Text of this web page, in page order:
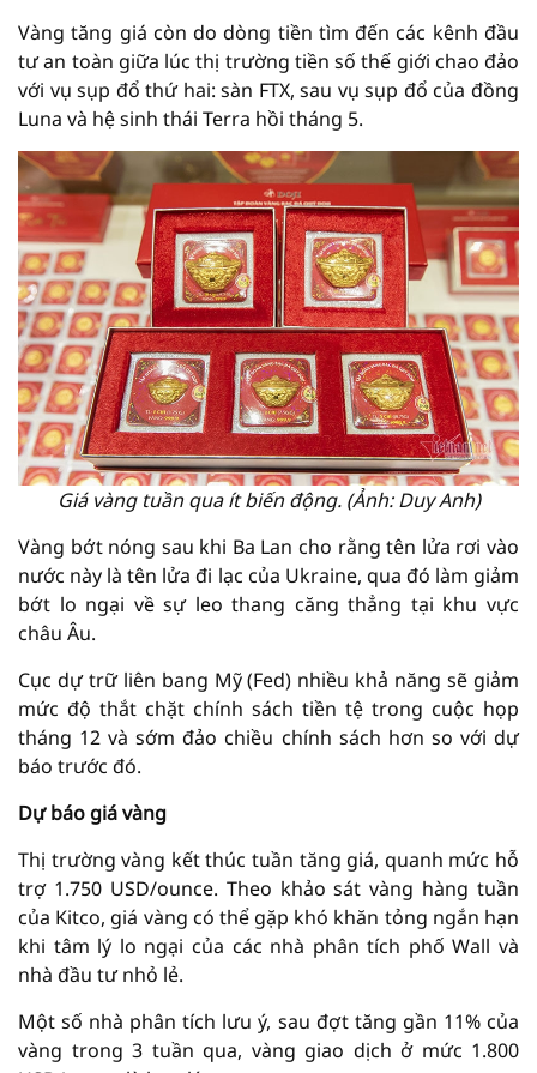
Vàng tăng giá còn do dòng tiền tìm đến các kênh đầu
tư an toàn giữa lúc thị trường tiền số thế giới chao đảo
với vụ sụp đổ thứ hai: sàn FTX, sau vụ sụp đổ của đồng
Luna và hệ sinh thái Terra hồi tháng 5.
Giá vàng tuần qua ít biến động. (Ảnh: Duy Anh)
Vàng bớt nóng sau khi Ba Lan cho rằng tên lửa rơi vào
nước này là tên lửa đi lạc của Ukraine, qua đó làm giảm
bớt lo ngại về sự leo thang căng thẳng tại khu vực
châu Âu.
Cục dự trữ liên bang Mỹ (Fed) nhiều khả năng sẽ giảm
mức độ thắt chặt chính sách tiền tệ trong cuộc họp
tháng 12 và sớm đảo chiều chính sách hơn so với dự
báo trước đó.
Dự báo giá vàng
Thị trường vàng kết thúc tuần tăng giá, quanh mức hỗ
trợ 1.750 USD/ounce. Theo khảo sát vàng hàng tuần
của Kitco, giá vàng có thể gặp khó khăn tỏng ngắn hạn
khi tâm lý lo ngại của các nhà phân tích phố Wall và
nhà đầu tư nhỏ lẻ.
Một số nhà phân tích lưu ý, sau đợt tăng gần 11% của
vàng trong 3 tuần qua, vàng giao dịch ở mức 1.800